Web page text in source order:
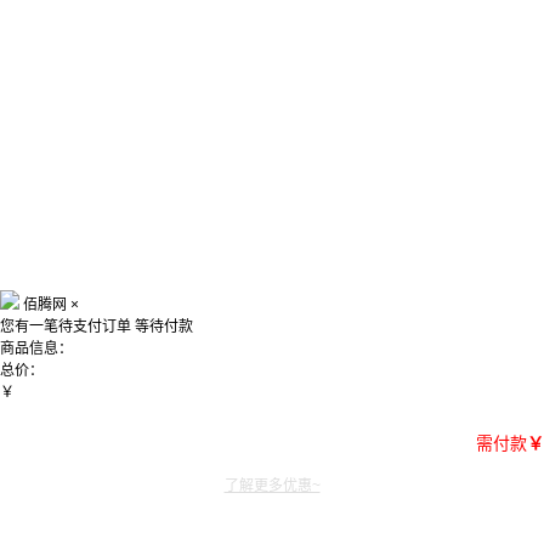
佰腾网 ×
您有一笔待支付订单 等待付款
商品信息：
总价：
￥
需付款￥
了解更多优惠~